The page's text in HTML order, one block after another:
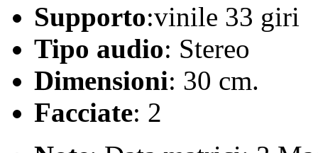
Supporto:vinile 33 giri
Tipo audio: Stereo
Dimensioni: 30 cm.
Facciate: 2